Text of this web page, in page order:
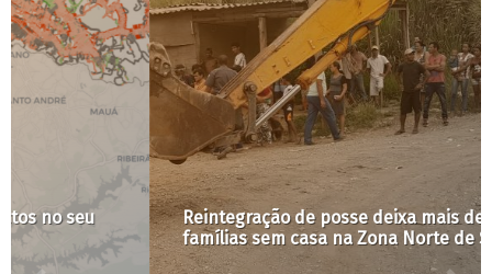
Reintegração de posse deixa mais de 400
famílias sem casa na Zona Norte de São Paulo